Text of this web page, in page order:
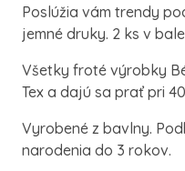
Poslúžia vám trendy
jemné druky. 2 ks v
Všetky froté výrobky
Tex a dajú sa prať pri 40
Vyrobené z bavlny.
narodenia do 3 rokov.